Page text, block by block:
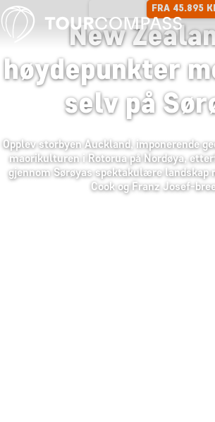
FRA 45.895
New
høydepunkter
selv på
Opplev storbyen Auckland, imponerende
maorikulturen i Rotorua på Nordøya,
gjennom Sørøyas spektakulære landskap
Cook og Franz Josef-